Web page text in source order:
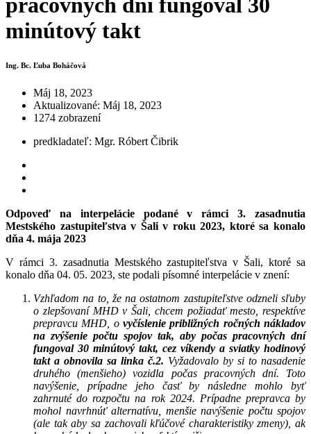
pracovných dní fungoval 30
minútový takt
Ing. Bc. Ľuba Boháčová
Máj 18, 2023
Aktualizované: Máj 18, 2023
1274 zobrazení
predkladateľ: Mgr. Róbert Čibrik
Odpoveď na interpelácie podané v rámci 3. zasadnutia
Mestského zastupiteľstva v Šali v roku 2023, ktoré sa konalo
dňa 4. mája 2023
V rámci 3. zasadnutia Mestského zastupiteľstva v Šali, ktoré sa
konalo dňa 04. 05. 2023, ste podali písomné interpelácie v znení:
Vzhľadom na to, že na ostatnom zastupiteľstve odzneli sľuby
o zlepšovaní MHD v Šali, chcem požiadať mesto, respektíve
prepravcu MHD, o vyčíslenie približných ročných nákladov
na zvýšenie počtu spojov tak, aby počas pracovných dní
fungoval 30 minútový takt, cez víkendy a sviatky hodinový
takt a obnovila sa linka č.2. Vyžadovalo by si to nasadenie
druhého (menšieho) vozidla počas pracovných dní. Toto
navýšenie, prípadne jeho časť by následne mohlo byť
zahrnuté do rozpočtu na rok 2024. Prípadne prepravca by
mohol navrhnúť alternatívu, menšie navýšenie počtu spojov
(ale tak aby sa zachovali kľúčové charakteristiky zmeny), ak